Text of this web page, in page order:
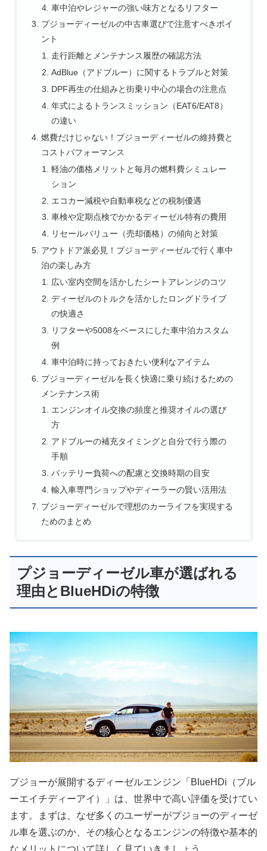
車中泊やレジャーの強い味方となるリフター
プジョーディーゼルの中古車選びで注意すべきポイ
ント
走行距離とメンテナンス履歴の確認方法
AdBlue（アドブルー）に関するトラブルと対策
DPF再生の仕組みと街乗り中心の場合の注意点
年式によるトランスミッション（EAT6/EAT8）
の違い
燃費だけじゃない！プジョーディーゼルの維持費と
コストパフォーマンス
軽油の価格メリットと毎月の燃料費シミュレー
ション
エコカー減税や自動車税などの税制優遇
車検や定期点検でかかるディーゼル特有の費用
リセールバリュー（売却価格）の傾向と対策
アウトドア派必見！プジョーディーゼルで行く車中
泊の楽しみ方
広い室内空間を活かしたシートアレンジのコツ
ディーゼルのトルクを活かしたロングドライブ
の快適さ
リフターや5008をベースにした車中泊カスタム
例
車中泊時に持っておきたい便利なアイテム
プジョーディーゼルを長く快適に乗り続けるための
メンテナンス術
エンジンオイル交換の頻度と推奨オイルの選び
方
アドブルーの補充タイミングと自分で行う際の
手順
バッテリー負荷への配慮と交換時期の目安
輸入車専門ショップやディーラーの賢い活用法
プジョーディーゼルで理想のカーライフを実現する
ためのまとめ
プジョーディーゼル車が選ばれる
理由とBlueHDiの特徴
プジョーが展開するディーゼルエンジン「BlueHDi（ブル
ーエイチディーアイ）」は、世界中で高い評価を受けてい
ます。まずは、なぜ多くのユーザーがプジョーのディーゼ
ル車を選ぶのか、その核心となるエンジンの特徴や基本的